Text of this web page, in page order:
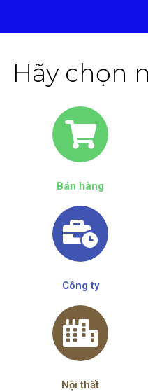
Hãy chọn
Bán hàng
Công ty
Nội thất